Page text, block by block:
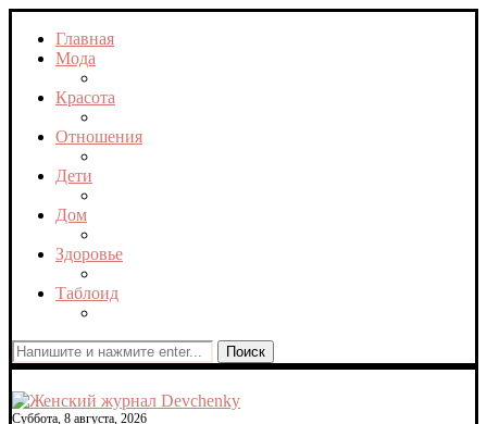
Главная
Мода
Красота
Отношения
Дети
Дом
Здоровье
Таблоид
Поиск
Суббота, 8 августа, 2026